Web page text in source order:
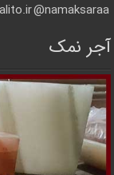
namaksaraa@
آجر نمک